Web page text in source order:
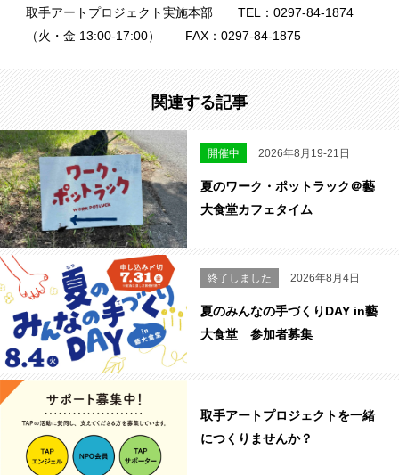
取手アートプロジェクト実施本部 TEL：0297-84-1874
（火・金 13:00-17:00） FAX：0297-84-1875
関連する記事
開催中 2026年8月19-21日
夏のワーク・ポットラック＠藝
大食堂カフェタイム
終了しました 2026年8月4日
夏のみんなの手づくりDAY in藝
大食堂 参加者募集
取手アートプロジェクトを一緒
につくりませんか？